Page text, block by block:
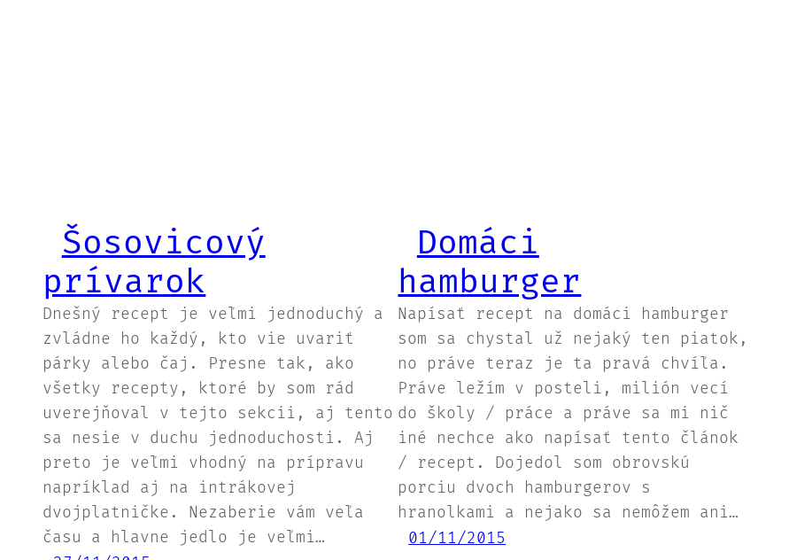
Šosovicový
prívarok
Dnešný recept je veľmi jednoduchý a
zvládne ho každý, kto vie uvariť
párky alebo čaj. Presne tak, ako
všetky recepty, ktoré by som rád
uverejňoval v tejto sekcii, aj tento
sa nesie v duchu jednoduchosti. Aj
preto je veľmi vhodný na prípravu
napríklad aj na intrákovej
dvojplatničke. Nezaberie vám veľa
času a hlavne jedlo je veľmi…
Domáci
hamburger
Napísať recept na domáci hamburger
som sa chystal už nejaký ten piatok,
no práve teraz je ta pravá chvíľa.
Práve ležím v posteli, milión vecí
do školy / práce a práve sa mi nič
iné nechce ako napísať tento článok
/ recept. Dojedol som obrovskú
porciu dvoch hamburgerov s
hranolkami a nejako sa nemôžem ani…
01/11/2015